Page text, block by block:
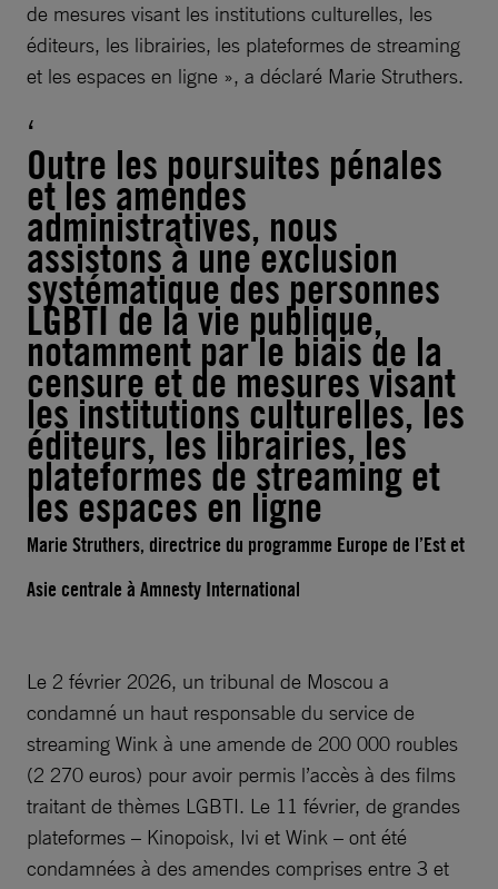
de mesures visant les institutions culturelles, les
éditeurs, les librairies, les plateformes de streaming
et les espaces en ligne », a déclaré Marie Struthers.
Outre les poursuites pénales
et les amendes
administratives, nous
assistons à une exclusion
systématique des personnes
LGBTI de la vie publique,
notamment par le biais de la
censure et de mesures visant
les institutions culturelles, les
éditeurs, les librairies, les
plateformes de streaming et
les espaces en ligne
Marie Struthers, directrice du programme Europe de l’Est et
Asie centrale à Amnesty International
Le 2 février 2026, un tribunal de Moscou a
condamné un haut responsable du service de
streaming Wink à une amende de 200 000 roubles
(2 270 euros) pour avoir permis l’accès à des films
traitant de thèmes LGBTI. Le 11 février, de grandes
plateformes – Kinopoisk, Ivi et Wink – ont été
condamnées à des amendes comprises entre 3 et